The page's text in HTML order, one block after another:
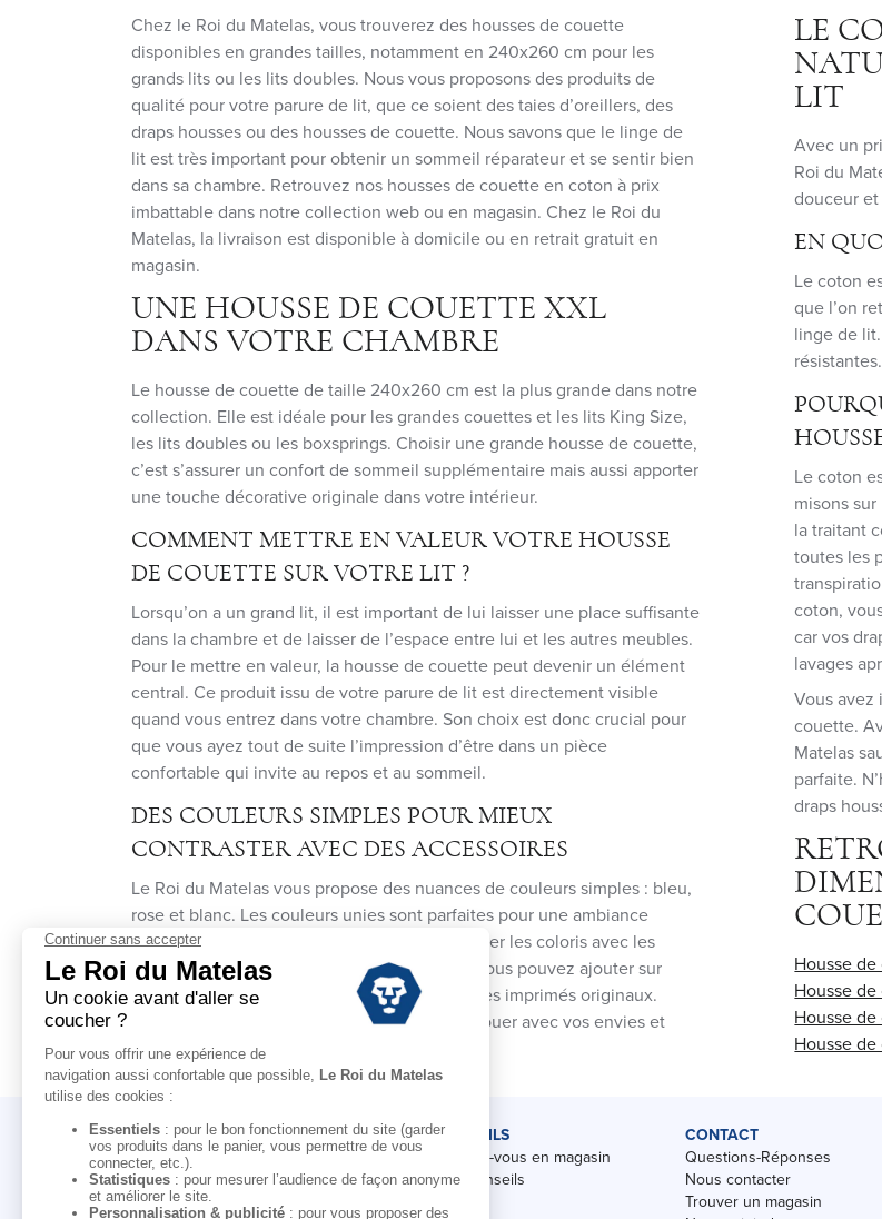
Chez le Roi du Matelas, vous trouverez des housses de couette
disponibles en grandes tailles, notamment en 240x260 cm pour les
grands lits ou les lits doubles. Nous vous proposons des produits de
qualité pour votre parure de lit, que ce soient des taies d’oreillers, des
draps housses ou des housses de couette. Nous savons que le linge de
lit est très important pour obtenir un sommeil réparateur et se sentir bien
dans sa chambre. Retrouvez nos housses de couette en coton à prix
imbattable dans notre collection web ou en magasin. Chez le Roi du
Matelas, la livraison est disponible à domicile ou en retrait gratuit en
magasin.
UNE HOUSSE DE COUETTE XXL
DANS VOTRE CHAMBRE
Le housse de couette de taille 240x260 cm est la plus grande dans notre
collection. Elle est idéale pour les grandes couettes et les lits King Size,
les lits doubles ou les boxsprings. Choisir une grande housse de couette,
c’est s’assurer un confort de sommeil supplémentaire mais aussi apporter
une touche décorative originale dans votre intérieur.
COMMENT METTRE EN VALEUR VOTRE HOUSSE
DE COUETTE SUR VOTRE LIT ?
Lorsqu’on a un grand lit, il est important de lui laisser une place suffisante
dans la chambre et de laisser de l’espace entre lui et les autres meubles.
Pour le mettre en valeur, la housse de couette peut devenir un élément
central. Ce produit issu de votre parure de lit est directement visible
quand vous entrez dans votre chambre. Son choix est donc crucial pour
que vous ayez tout de suite l’impression d’être dans un pièce
confortable qui invite au repos et au sommeil.
DES COULEURS SIMPLES POUR MIEUX
CONTRASTER AVEC DES ACCESSOIRES
Le Roi du Matelas vous propose des nuances de couleurs simples : bleu,
rose et blanc. Les couleurs unies sont parfaites pour une ambiance
cocooning. Cela ne vous empêche pas de mixer les coloris avec les
accessoires de votre chambre. Par exemple, vous pouvez ajouter sur
votre lit des taies d’oreillers à motif ou avec des imprimés originaux.
Avec un lit King Size, vous pouvez vraiment jouer avec vos envies et
LE
LIT
Avec un
Roi du
douceur
EN
Le coton
que l’on
linge de
Le coton
misons
la traitant
toutes les
coton,
car vos
lavages
Vous avez
couette.
Matelas
parfaite.
draps
Housse
Housse
Housse
Housse
LE ROI DU MATELAS
Notre histoire
Notre savoir-faire
Nos marques
CONSEILS
Rendez-vous en magasin
Nos conseils
CONTACT
Questions-Réponses
Nous contacter
Trouver un magasin